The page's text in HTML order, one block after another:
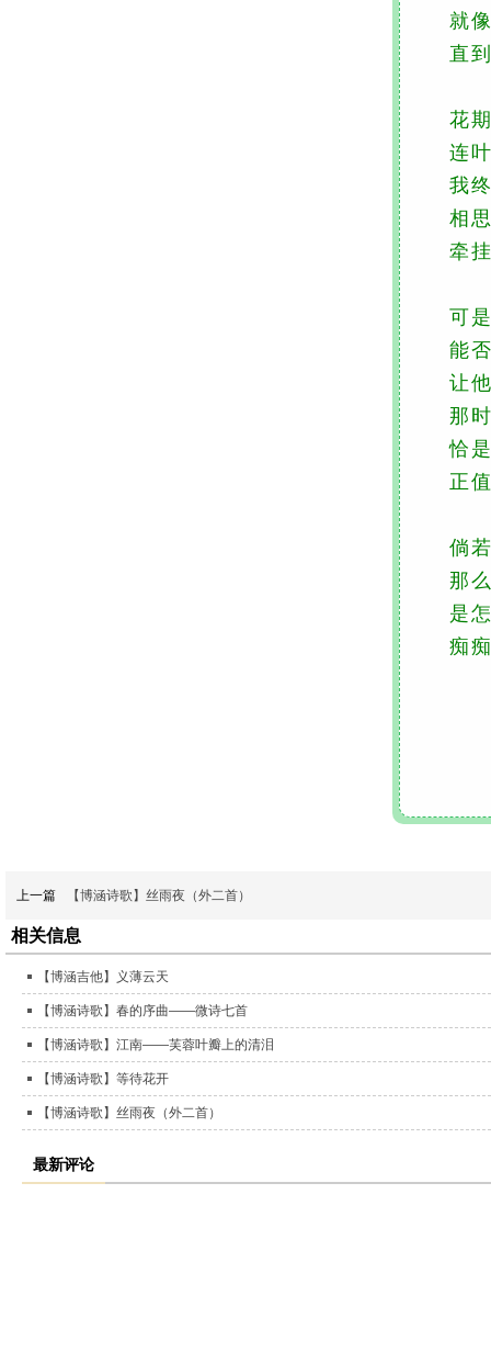
就像
直到
花期
连叶
我终
相思
牵挂
可是
能否
让他
那时
恰是红
正值
倘若
那么
是怎
痴痴
上一篇 【博涵诗歌】丝雨夜（外二首）
相关信息
【博涵吉他】义薄云天
【博涵诗歌】春的序曲——微诗七首
【博涵诗歌】江南——芙蓉叶瓣上的清泪
【博涵诗歌】等待花开
【博涵诗歌】丝雨夜（外二首）
最新评论